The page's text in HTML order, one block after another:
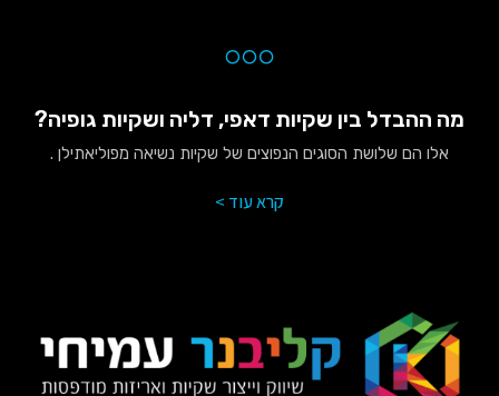
מה ההבדל בין שקיות דאפי, דליה ושקיות גופיה?
אלו הם שלושת הסוגים הנפוצים של שקיות נשיאה מפוליאתילן .
קרא עוד >